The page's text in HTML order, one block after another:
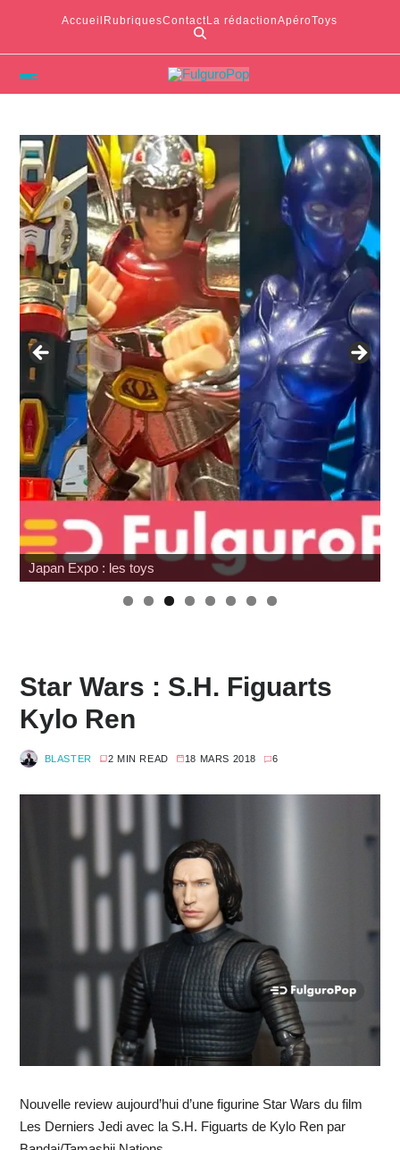
Accueil RubriquesContactLa rédactionApéroToys
Hasbro : Marvel Legends Avengers Doomsday
Star Wars : S.H. Figuarts
Kylo Ren
BLASTER 2 MIN READ 18 MARS 2018 6
Nouvelle review aujourd’hui d’une figurine Star Wars du film
Les Derniers Jedi avec la S.H. Figuarts de Kylo Ren par